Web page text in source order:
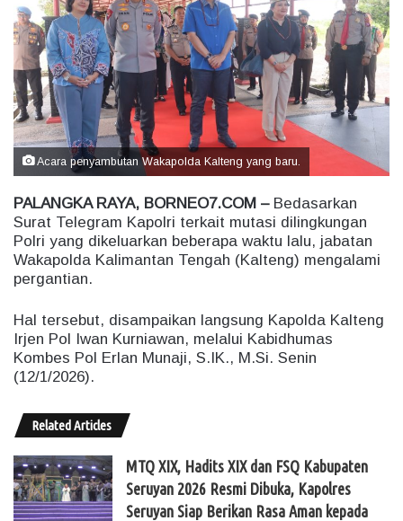
a
n
e
m
Acara penyambutan Wakapolda Kalteng yang baru.
PALANGKA RAYA, BORNEO7.COM –Bedasarkan
Surat Telegram Kapolri terkait mutasi dilingkungan
Polri yang dikeluarkan beberapa waktu lalu, jabatan
Wakapolda Kalimantan Tengah (Kalteng) mengalami
pergantian.
Hal tersebut, disampaikan langsung Kapolda Kalteng
Irjen Pol Iwan Kurniawan, melalui Kabidhumas
Kombes Pol Erlan Munaji, S.IK., M.Si. Senin
(12/1/2026).
Related Articles
MTQ XIX, Hadits XIX dan FSQ Kabupaten
Seruyan 2026 Resmi Dibuka, Kapolres
Seruyan Siap Berikan Rasa Aman kepada